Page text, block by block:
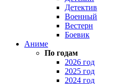
Детектив
Военный
Вестерн
Боевик
Аниме
По годам
2026 год
2025 год
2024 год